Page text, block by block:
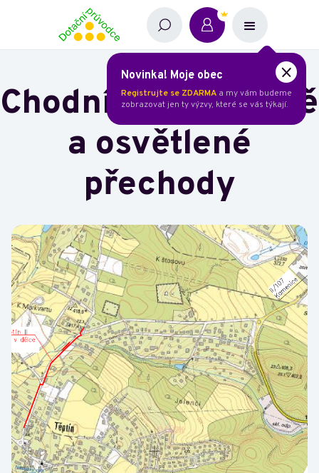
Novinka! Moje obec
Registrujte se ZDARMA a my vám budeme
zobrazovat jen ty výzvy, které se vás týkají.
Chodník, nástupiště
a osvětlené
přechody